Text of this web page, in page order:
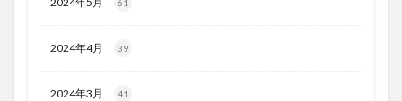
61
2024年4月 39
2024年3月 41